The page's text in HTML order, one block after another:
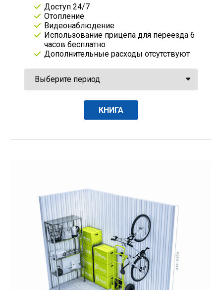
Доступ 24/7
Отопление
Видеонаблюдение
Использование прицепа для переезда 6
часов бесплатно
Дополнительные расходы отсутствуют
КНИГА